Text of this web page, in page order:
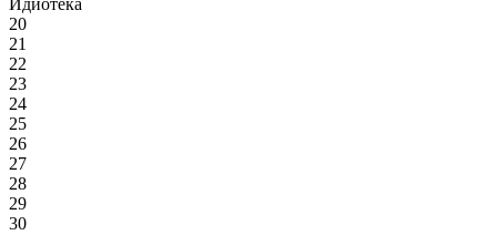
Идиотека
20
21
22
23
24
25
26
27
28
29
30